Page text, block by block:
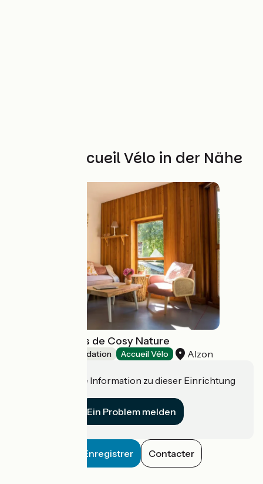
Weitere Accueil Vélo in der Nähe
Les Tiny Houses de Cosy Nature
Unusual accommodation Accueil Vélo Alzon
Haben Sie eine Information zu dieser Einrichtung
Ein Problem melden
Enregistrer Contacter